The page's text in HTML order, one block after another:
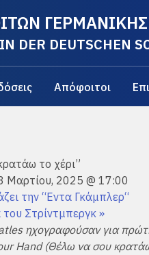
DER DEUTSCHEN
Απόφοιτοι
το χέρι”
Μαρτίου, 2025 @ 17:00
την “Εντα Γκάμπλερ“
Στρίντμπεργκ »
ηχογραφούσαν για
Hand (Θέλω να σου